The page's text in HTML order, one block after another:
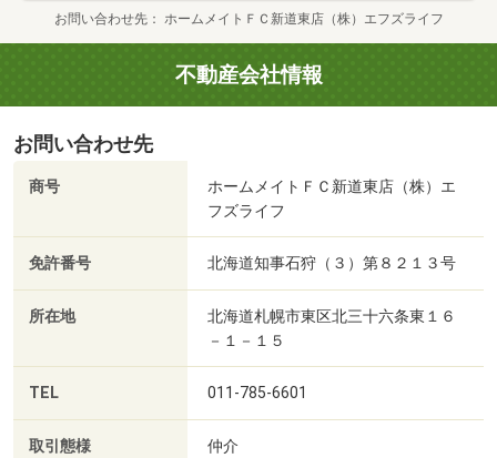
セブンイレブン札幌北１３条東駅前店（コンビニ）まで１
０８ｍ／ローソン札幌北１３条東店（コンビニ）まで２２
２ｍ／札幌市営地下鉄南北線 北１８条駅徒歩１５分
お問い合わせ先 ホームメイトＦＣ新道東店（株）エフズライフ
不動産会社情報
お問い合わせ先
商号
ホームメイトＦＣ新道東店（株）エ
フズライフ
免許番号 北海道知事石狩（３）第８２１３号
所在地
北海道札幌市東区北三十六条東１６
－１－１５
TEL 011-785-6601
取引態様 仲介